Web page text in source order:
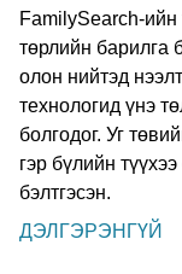
FamilySearch-ийн
төрлийн барилга
олон нийтэд
технологид үнэ
болгодог. Уг
гэр бүлийн
бэлтгэсэн.
ДЭЛГЭРЭНГҮЙ